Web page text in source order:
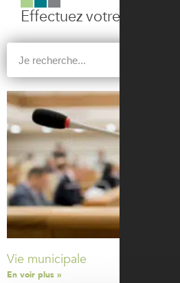
Effectuez votre recherche
Vie municipale
En voir plus »